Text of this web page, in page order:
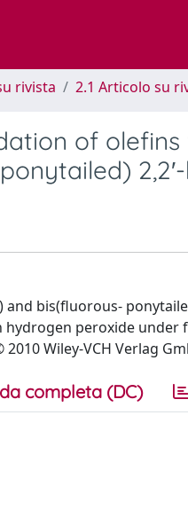
rivista 2.1 Articolo su
of olefins
bis(fluorous-
peroxide under
Wiley-VCH Verlag
completa (DC)